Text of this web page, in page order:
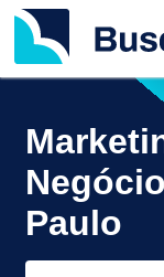
Paulo